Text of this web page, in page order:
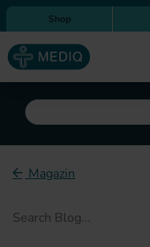
Direkt zur Hauptnavigation
Shop
Suche
Magazin